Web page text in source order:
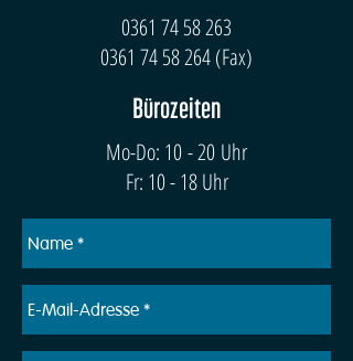
0361 74 58 263
0361 74 58 264(Fax)
Bürozeiten
Mo-Do: 10 - 20 Uhr
Fr: 10 - 18 Uhr